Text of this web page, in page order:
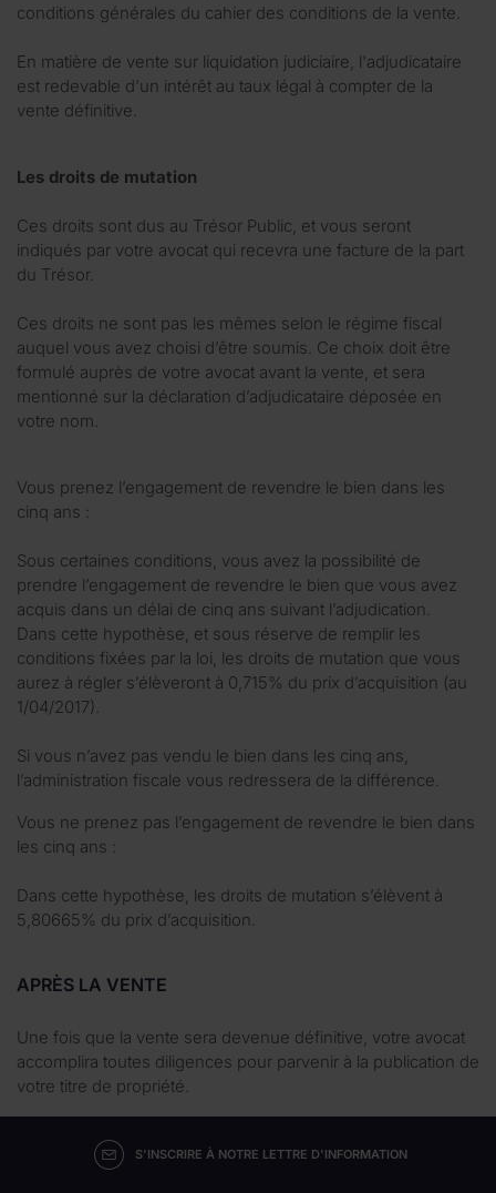
conditions générales du cahier des conditions de la vente.
En matière de vente sur liquidation judiciaire, l'adjudicataire
est redevable d'un intérêt au taux légal à compter de la
vente définitive.
Les droits de mutation
Ces droits sont dus au Trésor Public, et vous seront
indiqués par votre avocat qui recevra une facture de la part
du Trésor.
Ces droits ne sont pas les mêmes selon le régime fiscal
auquel vous avez choisi d’être soumis. Ce choix doit être
formulé auprès de votre avocat avant la vente, et sera
mentionné sur la déclaration d’adjudicataire déposée en
votre nom.
Vous prenez l’engagement de revendre le bien dans les
cinq ans :
Sous certaines conditions, vous avez la possibilité de
prendre l’engagement de revendre le bien que vous avez
acquis dans un délai de cinq ans suivant l’adjudication.
Dans cette hypothèse, et sous réserve de remplir les
conditions fixées par la loi, les droits de mutation que vous
aurez à régler s’élèveront à 0,715% du prix d’acquisition (au
1/04/2017).
Si vous n’avez pas vendu le bien dans les cinq ans,
l’administration fiscale vous redressera de la différence.
Vous ne prenez pas l’engagement de revendre le bien dans
les cinq ans :
Dans cette hypothèse, les droits de mutation s’élèvent à
5,80665% du prix d’acquisition.
APRÈS LA VENTE
Une fois que la vente sera devenue définitive, votre avocat
accomplira toutes diligences pour parvenir à la publication de
votre titre de propriété.
S'INSCRIRE À NOTRE LETTRE D'INFORMATION